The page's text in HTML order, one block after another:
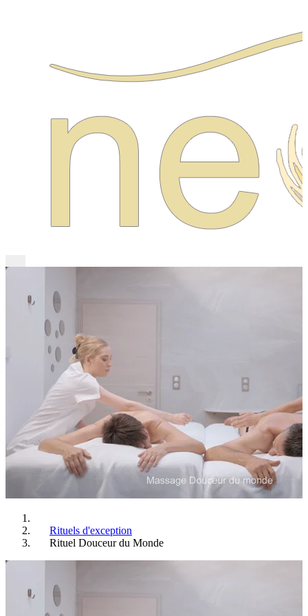
Rituels d'exception
Rituel Douceur du Monde